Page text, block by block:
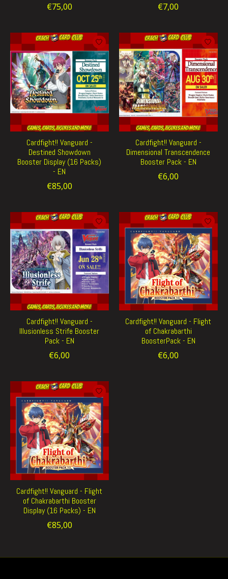
€75,00 €7,00
Cardfight!! Vanguard -
Destined Showdown
Booster Display (16 Packs)
- EN
€85,00
Cardfight!! Vanguard -
Dimensional Transcendence
Booster Pack - EN
€6,00
Cardfight!! Vanguard -
Illusionless Strife Booster
Pack - EN
€6,00
Cardfight!! Vanguard - Flight
of Chakrabarthi
BoosterPack - EN
€6,00
Cardfight!! Vanguard - Flight
of Chakrabarthi Booster
Display (16 Packs) - EN
€85,00